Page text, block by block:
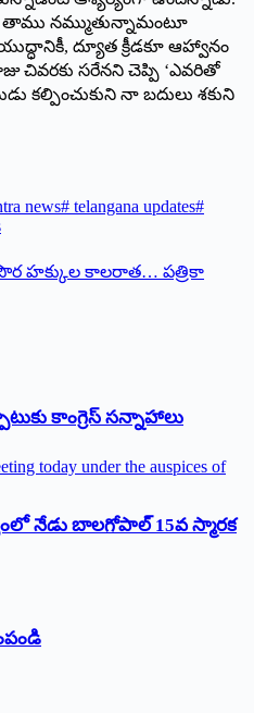
నమ్ముతున్నామంటూ
ద్యూత క్రీడకూ ఆహ్వానం
చివరకు సరేనని చెప్పి ‘ఎవరితో
కల్పించుకుని నా బదులు శకుని
news# telangana updates#
హక్కుల కాలరాత… పత్రికా
కాంగ్రెస్‌ ‌సన్నాహాలు
నేడు బాలగోపాల్‌ 15వ స్మారక